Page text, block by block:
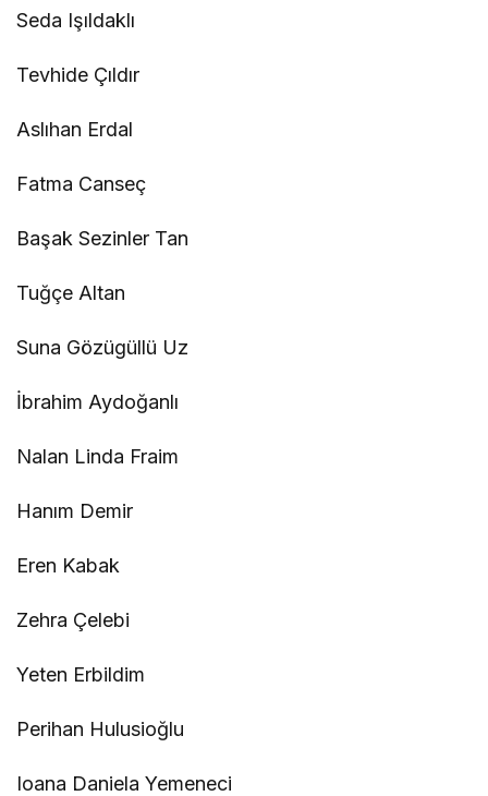
Seda Işıldaklı
Tevhide Çıldır
Aslıhan Erdal
Fatma Canseç
Başak Sezinler Tan
Tuğçe Altan
Suna Gözügüllü Uz
İbrahim Aydoğanlı
Nalan Linda Fraim
Hanım Demir
Eren Kabak
Zehra Çelebi
Yeten Erbildim
Perihan Hulusioğlu
Ioana Daniela Yemeneci